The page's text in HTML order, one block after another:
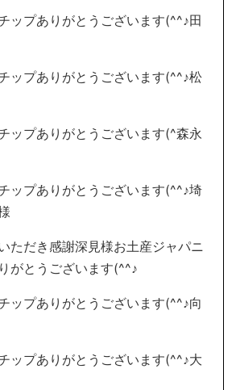
ップありがとうございます(^^♪田
ップありがとうございます(^^♪松
ップありがとうございます(^森永
ップありがとうございます(^^♪埼
ただき感謝深見様お土産ジャパニ
がとうございます(^^♪
ップありがとうございます(^^♪向
ップありがとうございます(^^♪大